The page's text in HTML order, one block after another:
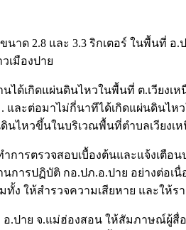
นาด 2.8 และ 3.3 ริกเตอร์ ในพื้นที่
เมืองปาย
ได้เกิดแผ่นดินไหวในพื้นที่ ต.เวียงเ
และต่อมาไม่กี่นาทีได้เกิดแผ่นดินไห
ดินไหวขึ้นในบริเวณพื้นที่ตำบลเวียง
การตรวจสอบเบื้องต้นและแจ้งเตื
การปฏิบัติ กอ.ปภ.อ.ปาย อย่างต่อ
ง ให้สำรวจความเสียหาย และให้
.ปาย จ.แม่ฮ่องสอน ให้สัมภาษณ์ผู้สื่